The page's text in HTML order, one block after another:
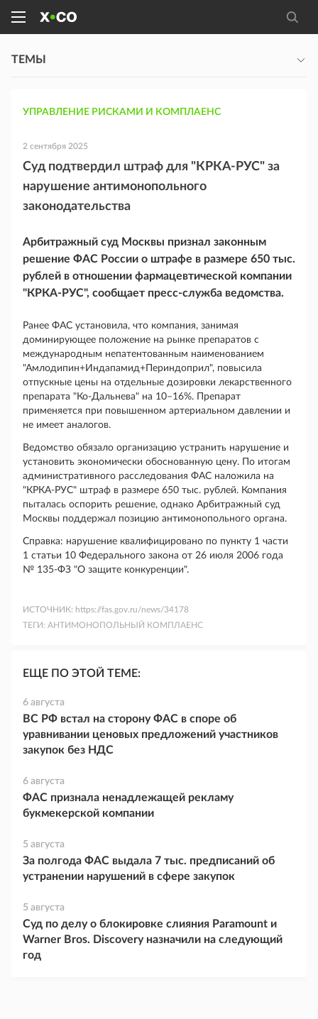
ТЕМЫ
УПРАВЛЕНИЕ РИСКАМИ И КОМПЛАЕНС
2 сентября 2025
Суд подтвердил штраф для "КРКА-РУС" за
нарушение антимонопольного
законодательства
Арбитражный суд Москвы признал законным
решение ФАС России о штрафе в размере 650 тыс.
рублей в отношении фармацевтической компании
"КРКА-РУС", сообщает пресс-служба ведомства.
Ранее ФАС установила, что компания, занимая
доминирующее положение на рынке препаратов с
международным непатентованным наименованием
"Амлодипин+Индапамид+Периндоприл", повысила
отпускные цены на отдельные дозировки лекарственного
препарата "Ко-Дальнева" на 10–16%. Препарат
применяется при повышенном артериальном давлении и
не имеет аналогов.
Ведомство обязало организацию устранить нарушение и
установить экономически обоснованную цену. По итогам
административного расследования ФАС наложила на
"КРКА-РУС" штраф в размере 650 тыс. рублей. Компания
пыталась оспорить решение, однако Арбитражный суд
Москвы поддержал позицию антимонопольного органа.
Справка: нарушение квалифицировано по пункту 1 части
1 статьи 10 Федерального закона от 26 июля 2006 года
№ 135-ФЗ "О защите конкуренции".
ИСТОЧНИК: https://fas.gov.ru/news/34178
ТЕГИ: АНТИМОНОПОЛЬНЫЙ КОМПЛАЕНС
ЕЩЕ ПО ЭТОЙ ТЕМЕ:
6 августа
ВС РФ встал на сторону ФАС в споре об
уравнивании ценовых предложений участников
закупок без НДС
6 августа
ФАС признала ненадлежащей рекламу
букмекерской компании
5 августа
За полгода ФАС выдала 7 тыс. предписаний об
устранении нарушений в сфере закупок
5 августа
Суд по делу о блокировке слияния Paramount и
Warner Bros. Discovery назначили на следующий
год